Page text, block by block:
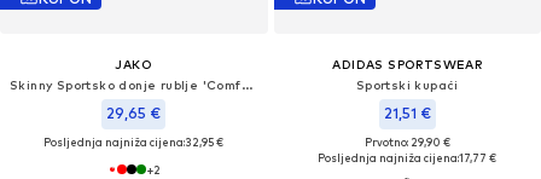
JAKO
Skinny Sportsko donje rublje 'Comfort 2.0'
29,65 €
Posljednja najniža cijena:32,95 €
+2
ADIDAS SPORTSWEAR
Sportski kupaći
21,51 €
Prvotno: 29,90 €
Posljednja najniža cijena:17,77 €